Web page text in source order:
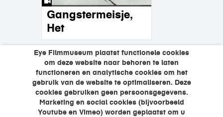
Eye Filmmuseum plaatst functionele cookies
om deze website naar behoren te laten
functioneren en analytische cookies om het
gebruik van de website te optimaliseren. Deze
cookies gebruiken geen persoonsgegevens.
Marketing en social cookies (bijvoorbeeld
Youtube en Vimeo) worden geplaatst om u
Gangstermeisje,
Het
pagina's
1 2 3 4 5
6
7
8 9 …